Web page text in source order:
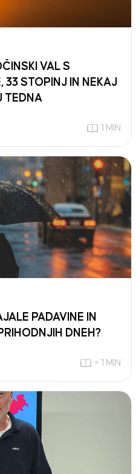
VAL S
33 STOPINJ IN NEKAJ
TEDNA
1 MIN
PADAVINE IN
DNEH?
< 1 MIN